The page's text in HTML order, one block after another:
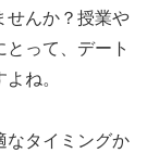
せんか？授業や
って、デート
ね。
なタイミングか